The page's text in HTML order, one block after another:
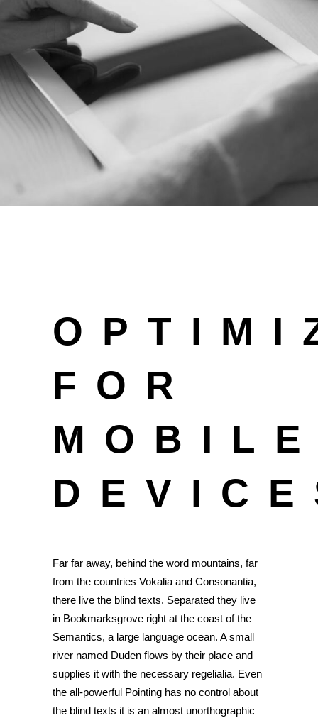
FOR
Far far away, behind the word mountains, far
from the countries Vokalia and Consonantia,
there live the blind texts. Separated they live
in Bookmarksgrove right at the coast of the
Semantics, a large language ocean. A small
river named Duden flows by their place and
supplies it with the necessary regelialia. Even
the all-powerful Pointing has no control about
the blind texts it is an almost unorthographic